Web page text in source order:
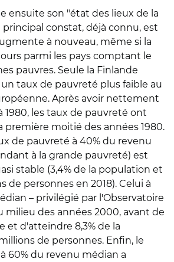
ensuite son "état des lieux de la
constat, déjà connu, est
à nouveau, même si la
parmi les pays comptant le
pauvres. Seule la Finlande
taux de pauvreté plus faible au
Après avoir nettement
1980, les taux de pauvreté ont
première moitié des années 1980.
de pauvreté à 40% du revenu
à la grande pauvreté) est
stable (3,4% de la population et
de personnes en 2018). Celui à
– privilégié par l'Observatoire
milieu des années 2000, avant de
et d'atteindre 8,3% de la
de personnes. Enfin, le
60% du revenu médian a